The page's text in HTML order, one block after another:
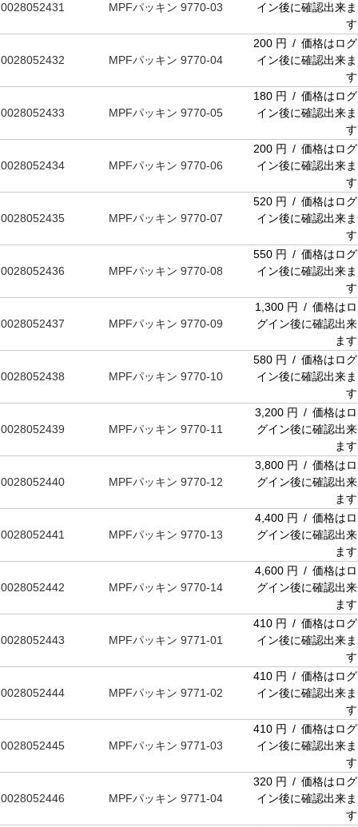
0028052431 MPFパッキン 9770-03
イン後に確認出来ま
す
0028052432 MPFパッキン 9770-04
200 円 / 価格はログ
イン後に確認出来ま
す
0028052433 MPFパッキン 9770-05
180 円 / 価格はログ
イン後に確認出来ま
す
0028052434 MPFパッキン 9770-06
200 円 / 価格はログ
イン後に確認出来ま
す
0028052435 MPFパッキン 9770-07
520 円 / 価格はログ
イン後に確認出来ま
す
0028052436 MPFパッキン 9770-08
550 円 / 価格はログ
イン後に確認出来ま
す
0028052437 MPFパッキン 9770-09
1,300 円 / 価格はロ
グイン後に確認出来
ます
0028052438 MPFパッキン 9770-10
580 円 / 価格はログ
イン後に確認出来ま
す
0028052439 MPFパッキン 9770-11
3,200 円 / 価格はロ
グイン後に確認出来
ます
0028052440 MPFパッキン 9770-12
3,800 円 / 価格はロ
グイン後に確認出来
ます
0028052441 MPFパッキン 9770-13
4,400 円 / 価格はロ
グイン後に確認出来
ます
0028052442 MPFパッキン 9770-14
4,600 円 / 価格はロ
グイン後に確認出来
ます
0028052443 MPFパッキン 9771-01
410 円 / 価格はログ
イン後に確認出来ま
す
0028052444 MPFパッキン 9771-02
410 円 / 価格はログ
イン後に確認出来ま
す
0028052445 MPFパッキン 9771-03
410 円 / 価格はログ
イン後に確認出来ま
す
0028052446 MPFパッキン 9771-04
320 円 / 価格はログ
イン後に確認出来ま
す